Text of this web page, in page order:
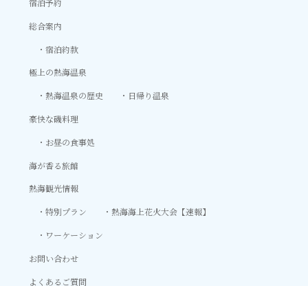
宿泊予約
総合案内
宿泊約款
極上の熱海温泉
熱海温泉の歴史
日帰り温泉
豪快な磯料理
お昼の食事処
海が香る旅館
熱海観光情報
特別プラン
熱海海上花火大会【速報】
ワーケーション
お問い合わせ
よくあるご質問